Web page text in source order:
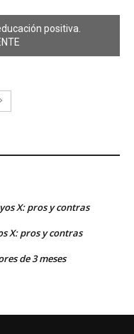
positiva.
X: pros y contras
X: pros y contras
de 3 meses